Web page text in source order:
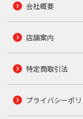
会社概要
店舗案内
特定商取引法
プライバシーポ